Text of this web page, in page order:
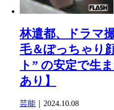
林遣都、ドラマ
毛＆ぽっちゃり
ト” の安定で生
あり】
芸能 ｜2024.10.08